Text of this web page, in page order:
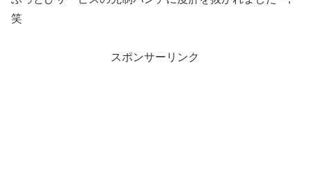
笑
スポンサーリンク